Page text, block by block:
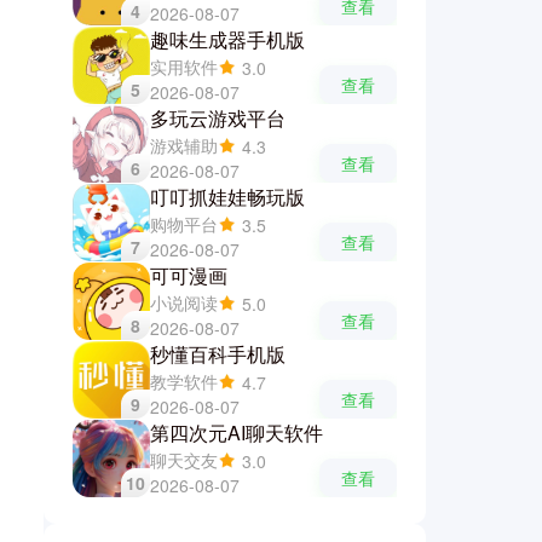
4 2026-08-07
查看
5
趣味生成器手机版
实用软件
3.0
2026-08-07
查看
6
多玩云游戏平台
游戏辅助
4.3
2026-08-07
查看
7
叮叮抓娃娃畅玩版
购物平台
3.5
2026-08-07
查看
8
可可漫画
小说阅读
5.0
2026-08-07
查看
9
秒懂百科手机版
教学软件
4.7
2026-08-07
查看
10
第四次元AI聊天软件
聊天交友
3.0
2026-08-07
查看